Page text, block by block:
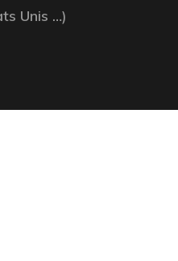
Unis …)